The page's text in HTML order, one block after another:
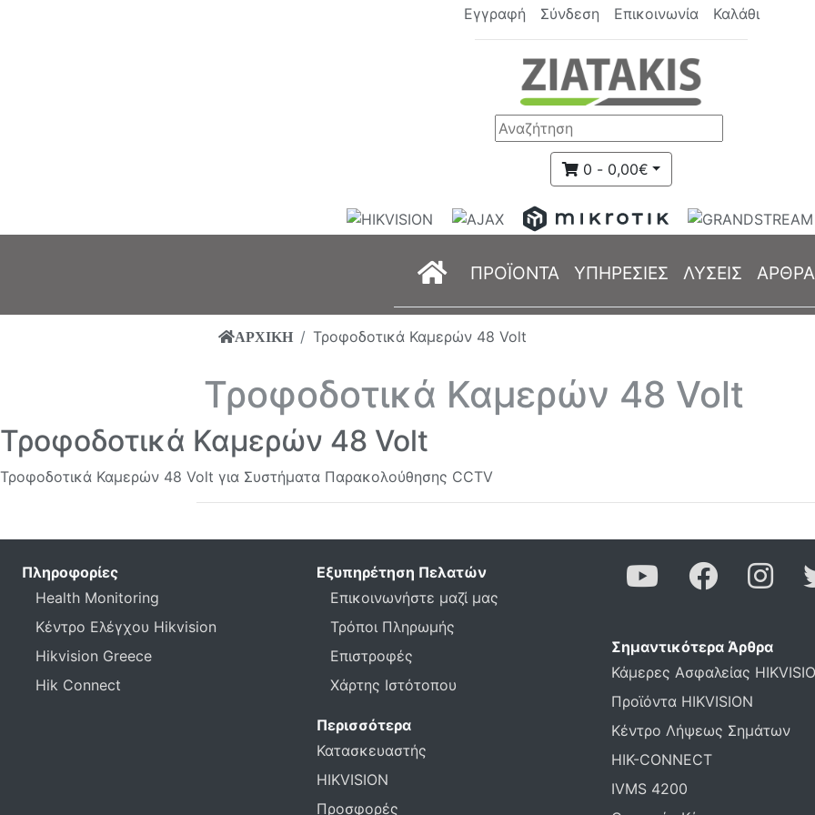
Εγγραφή Σύνδεση Επικοινωνία Καλάθι
0 - 0,00€
(current)
ΠΡΟΪΟΝΤΑ ΥΠΗΡΕΣΙΕΣ ΛΥΣΕΙΣ ΑΡΘΡΑ
ΑΡΧΙΚΗ Τροφοδοτικά Καμερών 48 Volt
Τροφοδοτικά Καμερών 48 Volt
Τροφοδοτικά Καμερών 48 Volt
Τροφοδοτικά Καμερών 48 Volt για Συστήματα Παρακολούθησης CCTV
Πληροφορίες
Health Monitoring
Κέντρο Ελέγχου Hikvision
Hikvision Greece
Hik Connect
Εξυπηρέτηση Πελατών
Επικοινωνήστε μαζί μας
Τρόποι Πληρωμής
Επιστροφές
Χάρτης Ιστότοπου
Περισσότερα
Κατασκευαστής
HIKVISION
Προσφορές
Σημαντικότερα Άρθρα
Κάμερες Ασφαλείας
Προϊόντα HIKVISION
Κέντρο Λήψεως Σημάτων
HIK-CONNECT
IVMS 4200